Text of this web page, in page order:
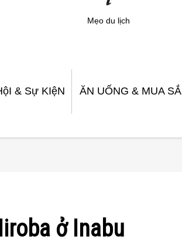
Mẹo du lịch
& Sự KIệN ĂN UỐNG & MUA
ở Inabu